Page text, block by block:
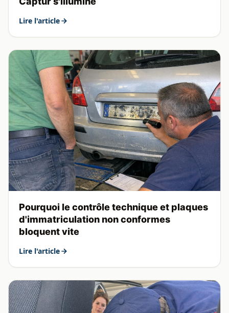
Lire l'article
Pourquoi le contrôle technique et plaques
d'immatriculation non conformes
bloquent vite
Lire l'article